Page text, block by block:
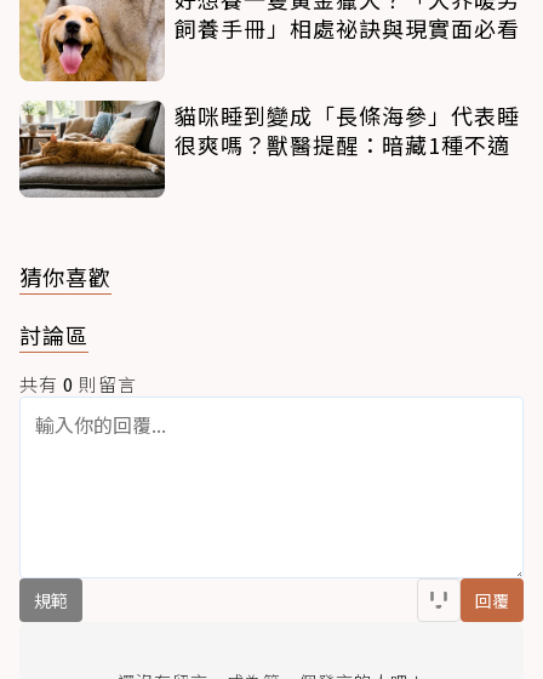
飼養手冊」相處祕訣與現實面必看
貓咪睡到變成「長條海參」代表睡
很爽嗎？獸醫提醒：暗藏1種不適
猜你喜歡
討論區
共有 0 則留言
規範 回覆